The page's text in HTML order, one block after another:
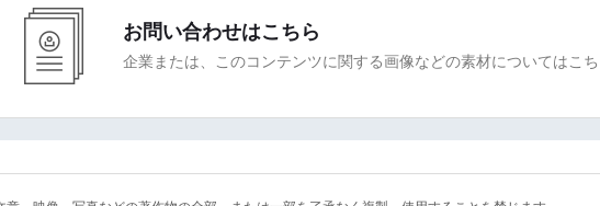
お問い合わせはこちら
企業または、このコンテンツに関する画像などの素材についてはこ